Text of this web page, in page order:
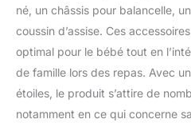
dès
né, un châssis pour balancelle,
coussin d’assise. Ces
optimal pour le bébé tout en
de famille lors des repas. Avec
étoiles, le produit s’attire de
notamment en ce qui concerne